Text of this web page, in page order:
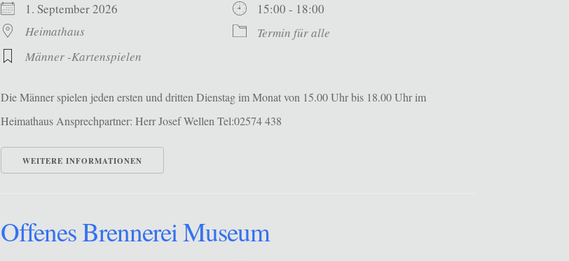
1. September 2026
15:00 - 18:00
Heimathaus
Termin für alle
Männer -Kartenspielen
Die Männer spielen jeden ersten und dritten Dienstag im Monat von 15.00 Uhr bis 18.00 Uhr im
Heimathaus Ansprechpartner: Herr Josef Wellen Tel:02574 438
WEITERE INFORMATIONEN
Offenes Brennerei Museum